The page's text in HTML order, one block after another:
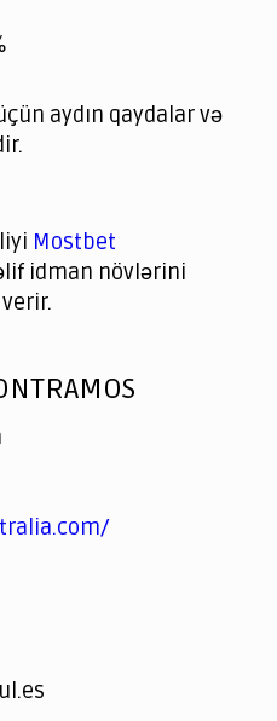
aydın qaydalar və
Mostbet
idman növlərini